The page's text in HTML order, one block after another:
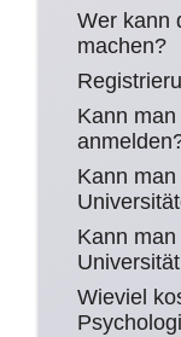
Wer kann
machen?
Kann
Kann
Kann
Wieviel